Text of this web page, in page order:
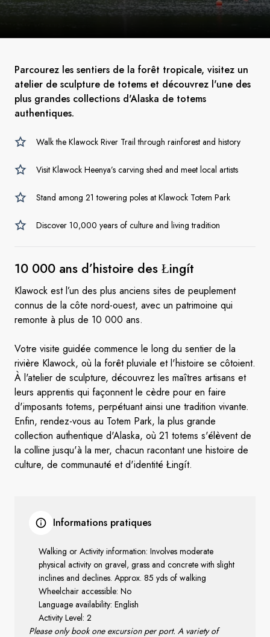
Parcourez les sentiers de la forêt tropicale, visitez un
atelier de sculpture de totems et découvrez l'une des
plus grandes collections d'Alaska de totems
authentiques.
Walk the Klawock River Trail through rainforest and history
Visit Klawock Heenya’s carving shed and meet local artists
Stand among 21 towering poles at Klawock Totem Park
Discover 10,000 years of culture and living tradition
10 000 ans d’histoire des Łingít
Klawock est l’un des plus anciens sites de peuplement
connus de la côte nord-ouest, avec un patrimoine qui
remonte à plus de 10 000 ans.
Votre visite guidée commence le long du sentier de la
rivière Klawock, où la forêt pluviale et l'histoire se côtoient.
À l'atelier de sculpture, découvrez les maîtres artisans et
leurs apprentis qui façonnent le cèdre pour en faire
d'imposants totems, perpétuant ainsi une tradition vivante.
Enfin, rendez-vous au Totem Park, la plus grande
collection authentique d'Alaska, où 21 totems s'élèvent de
la colline jusqu'à la mer, chacun racontant une histoire de
culture, de communauté et d'identité Łingít.
Informations pratiques
Walking or Activity information: Involves moderate
physical activity on gravel, grass and concrete with slight
inclines and declines. Approx. 85 yds of walking
Wheelchair accessible: No
Language availability: English
Activity Level: 2
Please only book one excursion per port. A variety of